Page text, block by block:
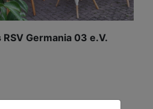
Germania 03 e.V.